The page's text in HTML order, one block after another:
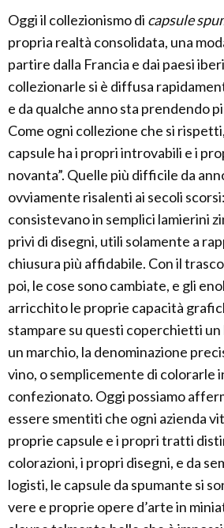
Oggi il collezionismo di capsule
propria realtà consolidata, una
partire dalla Francia e dai paesi
collezionarle si è diffusa
e da qualche anno sta prendendo
Come ogni collezione che si
capsule ha i propri introvabili e i
novanta”. Quelle più difficile da
ovviamente risalenti ai secoli
consistevano in semplici lamierini
privi di disegni, utili solamente a
chiusura più affidabile. Con il
poi, le cose sono cambiate, e gli
arricchito le proprie capacità
stampare su questi coperchietti un
un marchio, la denominazione
vino, o semplicemente di colorarle
confezionato. Oggi possiamo
essere smentiti che ogni azienda
proprie capsule e i propri tratti
colorazioni, i propri disegni, e da
logisti, le capsule da spumante si
vere e proprie opere d’arte in